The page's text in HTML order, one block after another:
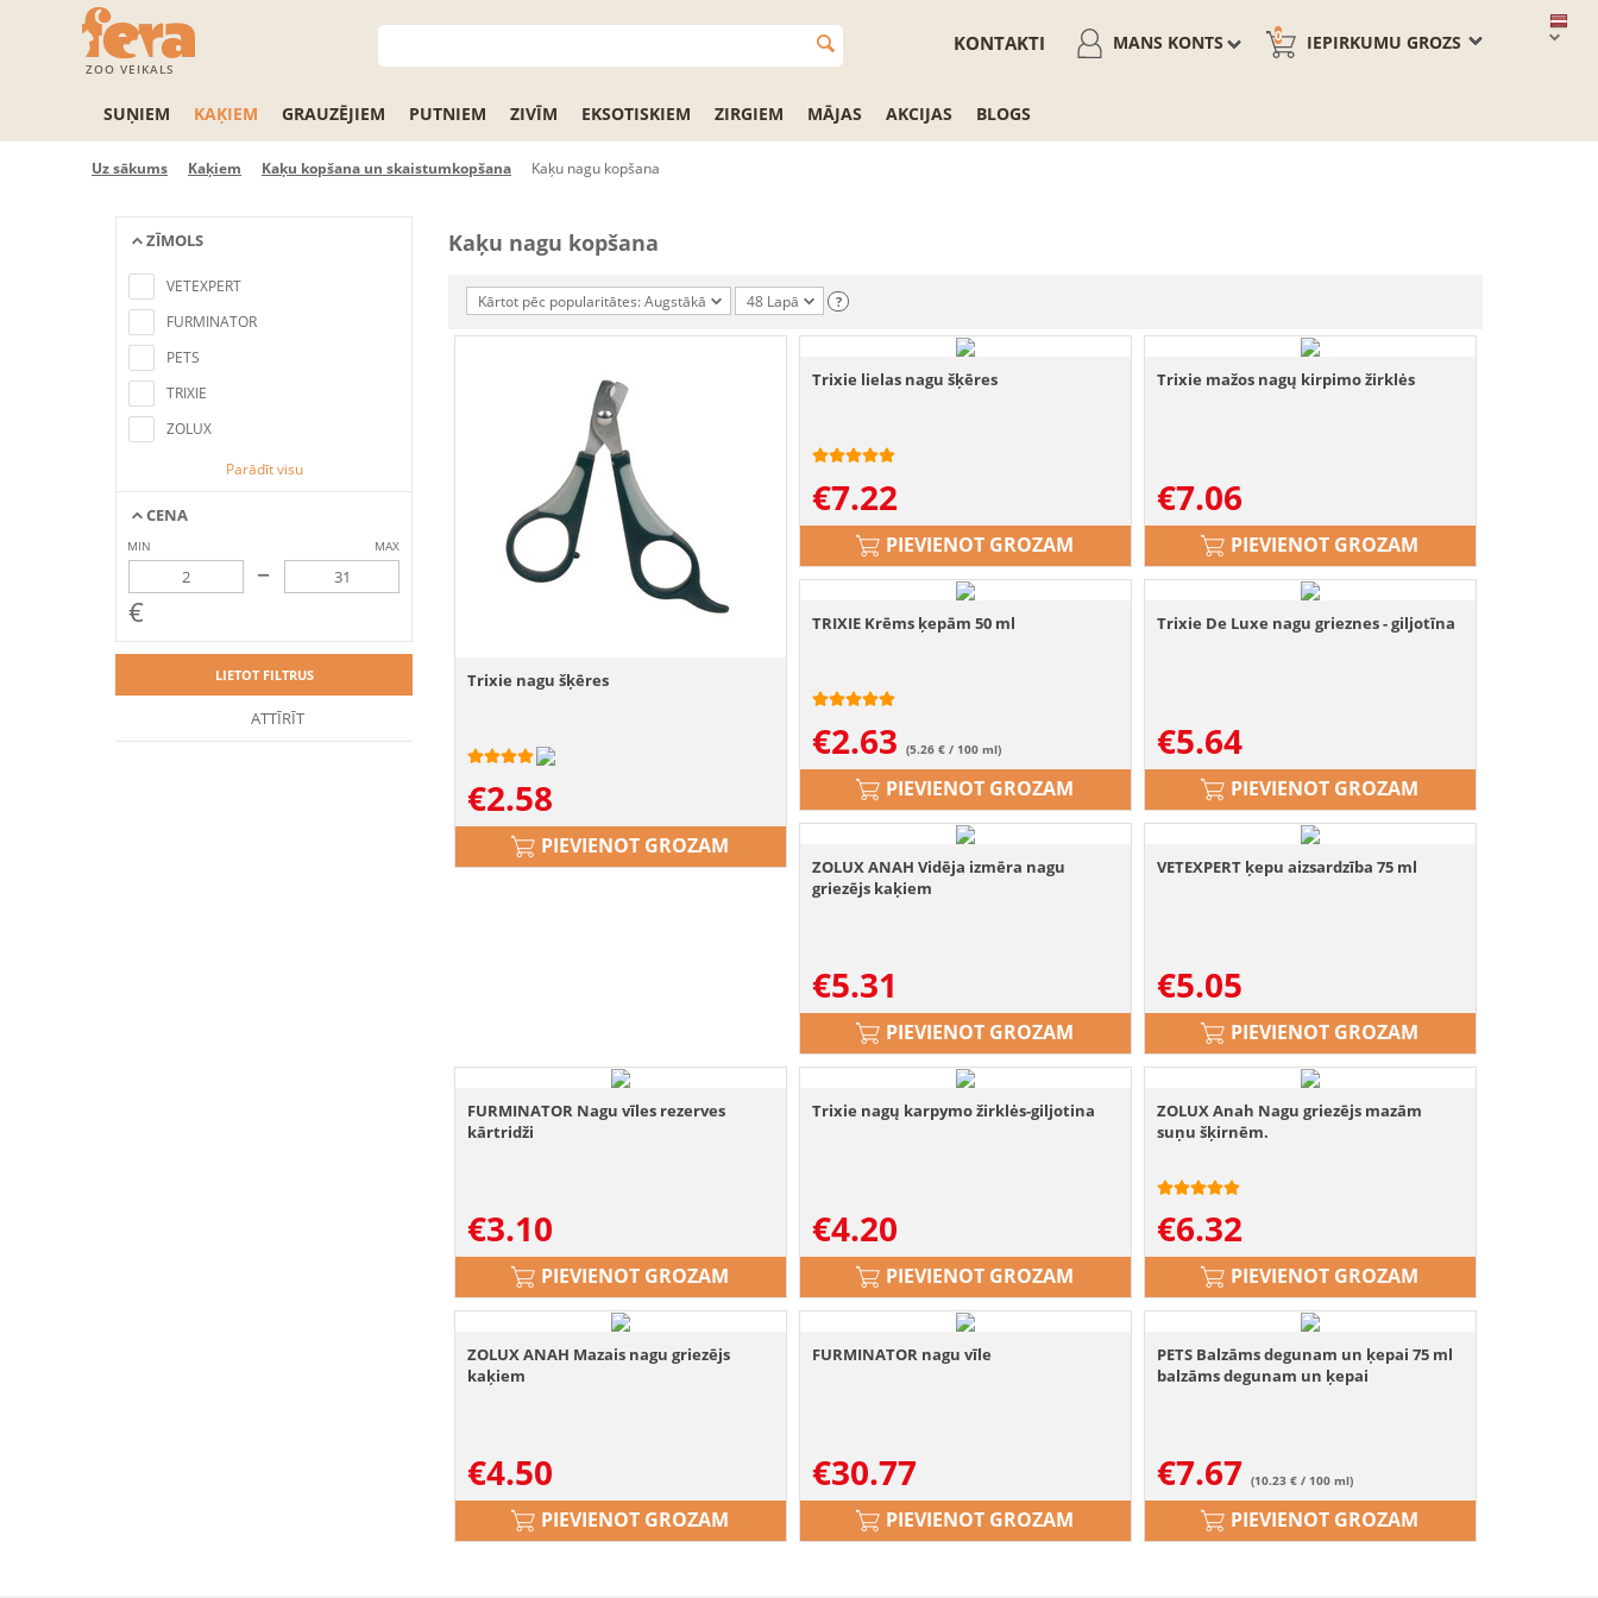
ZOO VEIKALS
IEPIRKUMU GROZS
0
MANS KONTS
KONTAKTI
SUŅIEM KAĶIEM GRAUZĒJIEM PUTNIEM ZIVĪM EKSOTISKIEM ZIRGIEM MĀJAS AKCIJAS BLOGS
Uz sākums Kaķiem Kaķu kopšana un skaistumkopšana Kaķu nagu kopšana
ZĪMOLS
criteria
VETEXPERT
FURMINATOR
PETS
TRIXIE
ZOLUX
Parādīt visu
CENA
MIN MAX
–
€
LIETOT FILTRUS
ATTĪRĪT
Kaķu nagu kopšana
Kārtot pēc popularitātes: Augstākā 48 Lapā ?
Trixie nagu šķēres
€2.58
PIEVIENOT GROZAM
Trixie lielas nagu šķēres
€7.22
PIEVIENOT GROZAM
Trixie mažos nagų kirpimo žirklės
€7.06
PIEVIENOT GROZAM
TRIXIE Krēms ķepām 50 ml
€2.63 (5.26 € / 100 ml)
PIEVIENOT GROZAM
Trixie De Luxe nagu grieznes - giljotīna
€5.64
PIEVIENOT GROZAM
ZOLUX ANAH Vidēja izmēra nagu
griezējs kaķiem
€5.31
PIEVIENOT GROZAM
VETEXPERT ķepu aizsardzība 75 ml
€5.05
PIEVIENOT GROZAM
FURMINATOR Nagu vīles rezerves
kārtridži
€3.10
PIEVIENOT GROZAM
Trixie nagų karpymo žirklės-giljotina
€4.20
PIEVIENOT GROZAM
ZOLUX Anah Nagu griezējs mazām
suņu šķirnēm.
€6.32
PIEVIENOT GROZAM
ZOLUX ANAH Mazais nagu griezējs
kaķiem
€4.50
PIEVIENOT GROZAM
FURMINATOR nagu vīle
€30.77
PIEVIENOT GROZAM
PETS Balzāms degunam un ķepai 75 ml
balzāms degunam un ķepai
€7.67 (10.23 € / 100 ml)
PIEVIENOT GROZAM